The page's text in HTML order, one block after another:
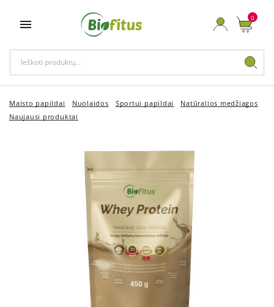
 0
Maisto papildai Nuolaidos Sportui papildai
Natūralios medžiagos
Naujausi produktai